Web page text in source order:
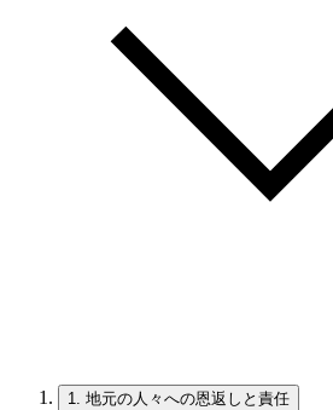
1. 地元の人々への恩返しと責任